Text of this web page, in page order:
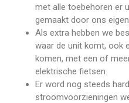
met alle toebehoren er
gemaakt door ons
Als extra hebben we
waar de unit komt, ook
komen, met een of
elektrische fietsen.
Er word nog steeds
stroomvoorzieningen